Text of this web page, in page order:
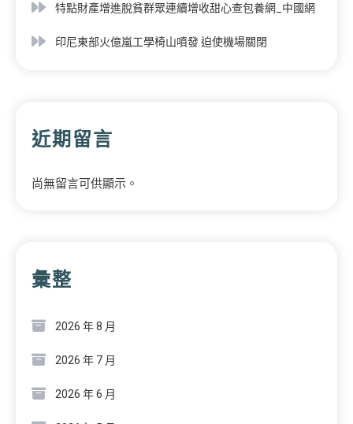
特點財產增進脫貧群眾連續增收甜心查包養網_中國網
印尼東部火億嵐工學椅山噴發 迫使機場關閉
近期留言
尚無留言可供顯示。
彙整
2026 年 8 月
2026 年 7 月
2026 年 6 月